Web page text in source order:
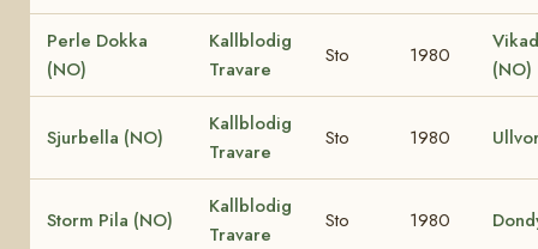
Perle Dokka
(NO)
Kallblodig
Travare
Sto 1980
(NO)
Sjurbella (NO)
Kallblodig
Travare
Sto 1980
Storm Pila (NO)
Kallblodig
Travare
Sto 1980